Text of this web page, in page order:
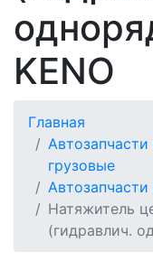
KENO
Главная
грузовые
Натяжитель
(гидравлич.